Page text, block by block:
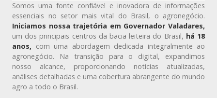
Somos uma fonte confiável e inovadora de informações
essenciais no setor mais vital do Brasil, o agronegócio.
Iniciamos nossa trajetória em Governador Valadares,
um dos principais centros da bacia leiteira do Brasil, há 18
anos, com uma abordagem dedicada integralmente ao
agronegócio. Na transição para o digital, expandimos
nosso alcance, proporcionando notícias atualizadas,
análises detalhadas e uma cobertura abrangente do mundo
agro a todo o Brasil.